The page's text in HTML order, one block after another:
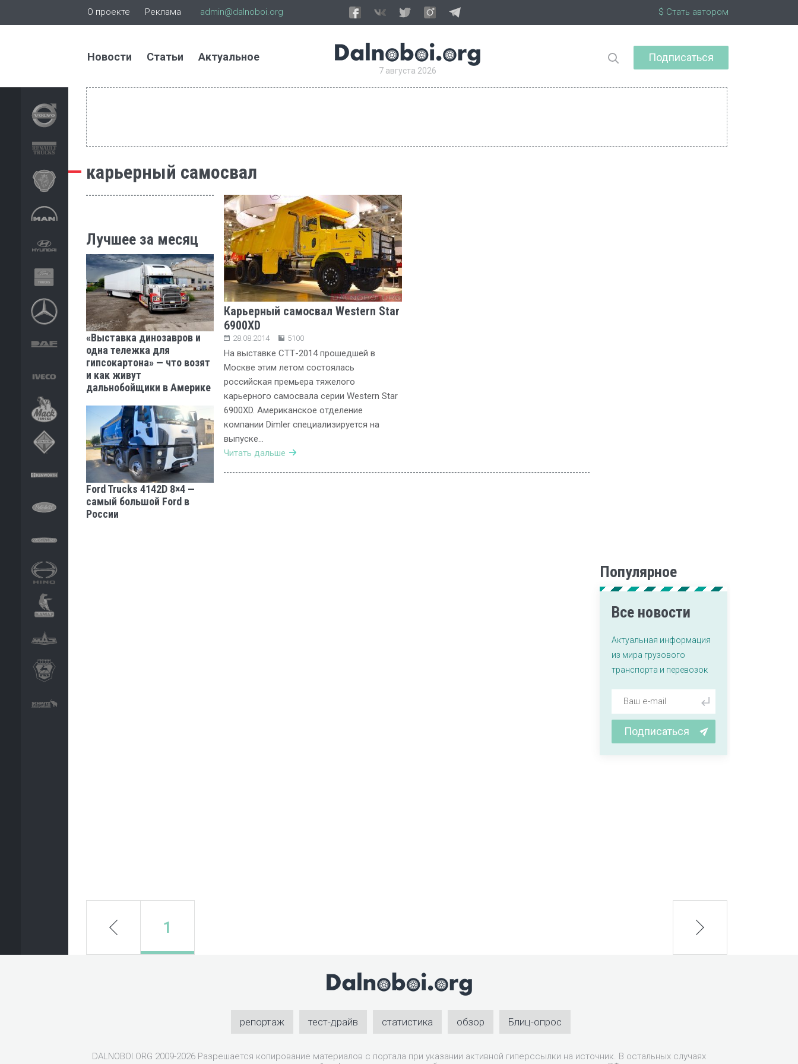
О проекте Реклама admin@dalnoboi.org $ Стать автором
Новости Статьи Актуальное
7 августа 2026
Подписаться
карьерный самосвал
Лучшее за месяц
«Выставка динозавров и
одна тележка для
гипсокартона» — что возят
и как живут
дальнобойщики в Америке
Ford Trucks 4142D 8×4 —
самый большой Ford в
России
Карьерный самосвал Western Star
6900XD
28.08.2014 5100
На выставке СТТ-2014 прошедшей в
Москве этим летом состоялась
российская премьера тяжелого
карьерного самосвала серии Western Star
6900XD. Американское отделение
компании Dimler специализируется на
выпуске…
Читать дальше
Популярное
Все новости
Актуальная информация
из мира грузового
транспорта и перевозок
Подписаться
prev 1 next
репортаж тест-драйв статистика обзор Блиц-опрос
DALNOBOI.ORG 2009-2026 Разрешается копирование материалов с портала при указании активной гиперссылки на источник. В остальных случаях